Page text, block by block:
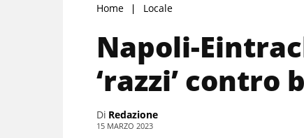
Home Locale
Napoli-
‘razzi’
Di Redazione
15 MARZO 2023